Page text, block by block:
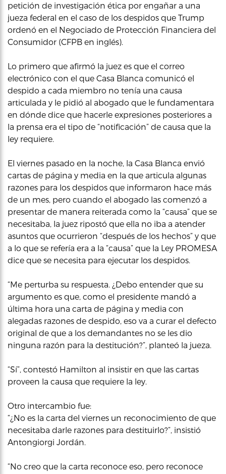
petición de investigación ética por engañar a una
jueza federal en el caso de los despidos que Trump
ordenó en el Negociado de Protección Financiera del
Consumidor (CFPB en inglés).
Lo primero que afirmó la juez es que el correo
electrónico con el que Casa Blanca comunicó el
despido a cada miembro no tenía una causa
articulada y le pidió al abogado que le fundamentara
en dónde dice que hacerle expresiones posteriores a
la prensa era el tipo de “notificación” de causa que la
ley requiere.
El viernes pasado en la noche, la Casa Blanca envió
cartas de página y media en la que articula algunas
razones para los despidos que informaron hace más
de un mes, pero cuando el abogado las comenzó a
presentar de manera reiterada como la “causa” que se
necesitaba, la juez ripostó que ella no iba a atender
asuntos que ocurrieron “después de los hechos” y que
a lo que se refería era a la “causa” que la Ley PROMESA
dice que se necesita para ejecutar los despidos.
“Me perturba su respuesta. ¿Debo entender que su
argumento es que, como el presidente mandó a
última hora una carta de página y media con
alegadas razones de despido, eso va a curar el defecto
original de que a los demandantes no se les dio
ninguna razón para la destitución?”, planteó la jueza.
“Sí”, contestó Hamilton al insistir en que las cartas
proveen la causa que requiere la ley.
Otro intercambio fue:
“¿No es la carta del viernes un reconocimiento de que
necesitaba darle razones para destituirlo?”, insistió
Antongiorgi Jordán.
“No creo que la carta reconoce eso, pero reconoce